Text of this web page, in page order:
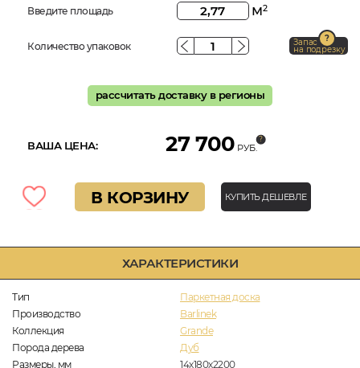
ХАРАКТЕРИСТИКИ
Тип
Паркетная доска
Производство
Barlinek
Коллекция
Grande
Порода дерева
Дуб
Размеры, мм
14х180х2200
Введите площадь м2
Количество упаковок Запас
на подрезку
рассчитать доставку в регионы
ВАША ЦЕНА: 27 700 РУБ.
В КОРЗИНУ КУПИТЬ ДЕШЕВЛЕ